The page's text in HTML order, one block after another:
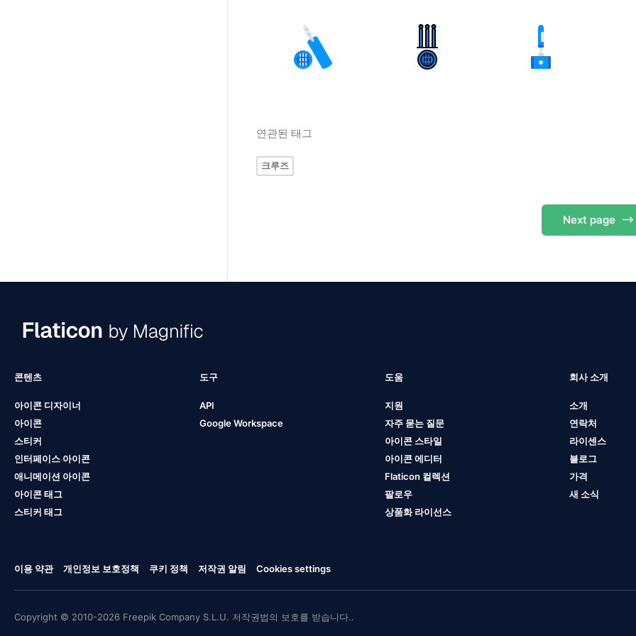
연관된 태그
크루즈
Next page
콘텐츠
아이콘 디자이너
아이콘
스티커
인터페이스 아이콘
애니메이션 아이콘
아이콘 태그
스티커 태그
도구
API
Google Workspace
도움
지원
자주 묻는 질문
아이콘 스타일
아이콘 에디터
Flaticon 컬렉션
팔로우
상품화 라이선스
회사 소개
소개
연락처
라이센스
블로그
가격
새 소식
이용 약관 개인정보 보호정책 쿠키 정책 저작권 알림 Cookies settings
Copyright © 2010-2026 Freepik Company S.L.U. 저작권법의 보호를 받습니다..